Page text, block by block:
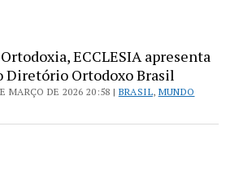
ECCLESIA apresenta
Diretório Ortodoxo Brasil
MARÇO DE 2026 20:58 | BRASIL, MUNDO